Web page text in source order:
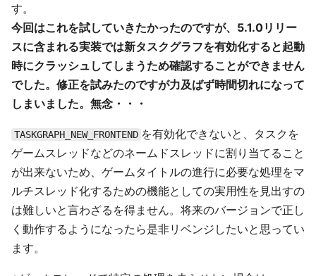
す。
今回はこれを試していきたかったのですが、5.1.0リリー
スに含まれる実装では新タスクグラフを有効化すると起動
時にクラッシュしてしまうため確認することができません
でした。修正を試みたのですが力及ばず時間切れになって
しまいました。無念・・・
TASKGRAPH_NEW_FRONTEND を有効化できないと、タスクを
ゲームスレッドなどのネームドスレッドに割り当てること
が出来ないため、ゲームタイトルの進行に必要な処理をマ
ルチスレッド化するための機能としての実用性を見出すの
は難しいと言わざるを得ません。将来のバージョンで正し
く動作するようになったら是非リベンジしたいと思ってい
ます。